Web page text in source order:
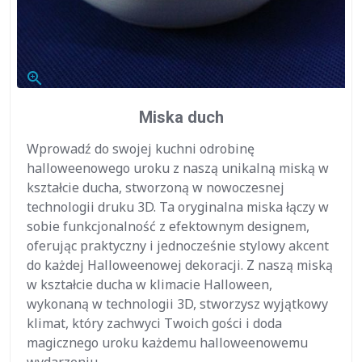
zoom_in
Miska duch
Wprowadź do swojej kuchni odrobinę
halloweenowego uroku z naszą unikalną miską w
kształcie ducha, stworzoną w nowoczesnej
technologii druku 3D. Ta oryginalna miska łączy w
sobie funkcjonalność z efektownym designem,
oferując praktyczny i jednocześnie stylowy akcent
do każdej Halloweenowej dekoracji. Z naszą miską
w kształcie ducha w klimacie Halloween,
wykonaną w technologii 3D, stworzysz wyjątkowy
klimat, który zachwyci Twoich gości i doda
magicznego uroku każdemu halloweenowemu